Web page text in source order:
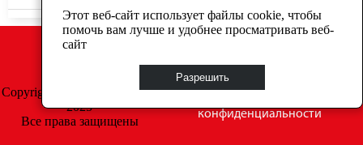
Этот веб-сайт использует файлы cookie, чтобы
помочь вам лучше и удобнее просматривать веб-
сайт
Разрешить
Copyright © GrosAuto 2019 -
2025
Все права защищены
конфиденциальности